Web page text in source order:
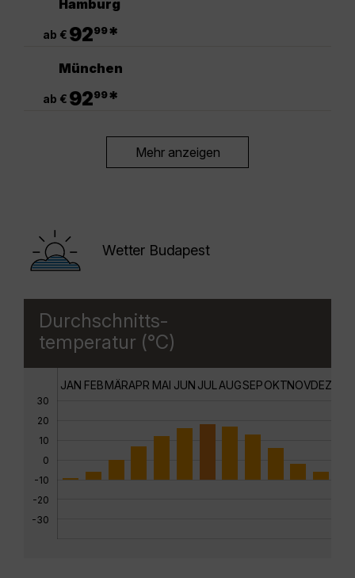
Hamburg
ab € 9299*
München
ab € 9299*
Mehr anzeigen
Wetter Budapest
Durchschnitts-
temperatur (°C)
30
20
10
0
-10
-20
-30
JAN FEBMÄRAPR MAI JUN JUL AUGSEPOKTNOVDEZ